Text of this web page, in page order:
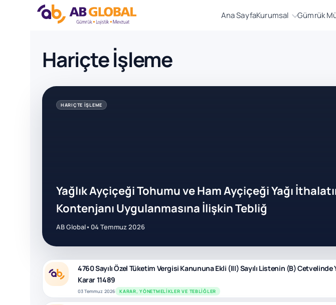
Ana SayfaKurumsal Gümrük
Hariçte İşleme
HARIÇTE İŞLEME
Yağlık Ayçiçeği Tohumu ve Ham Ayçiçeği Yağı
Kontenjanı Uygulanmasına İlişkin Tebliğ
AB Global• 04 Temmuz 2026
4760 Sayılı Özel Tüketim Vergisi Kanununa Ekli (III) Sayılı Listenin (B)
Karar 11489
03 Temmuz 2026 KARAR, YÖNETMELIKLER VE TEBLIĞLER